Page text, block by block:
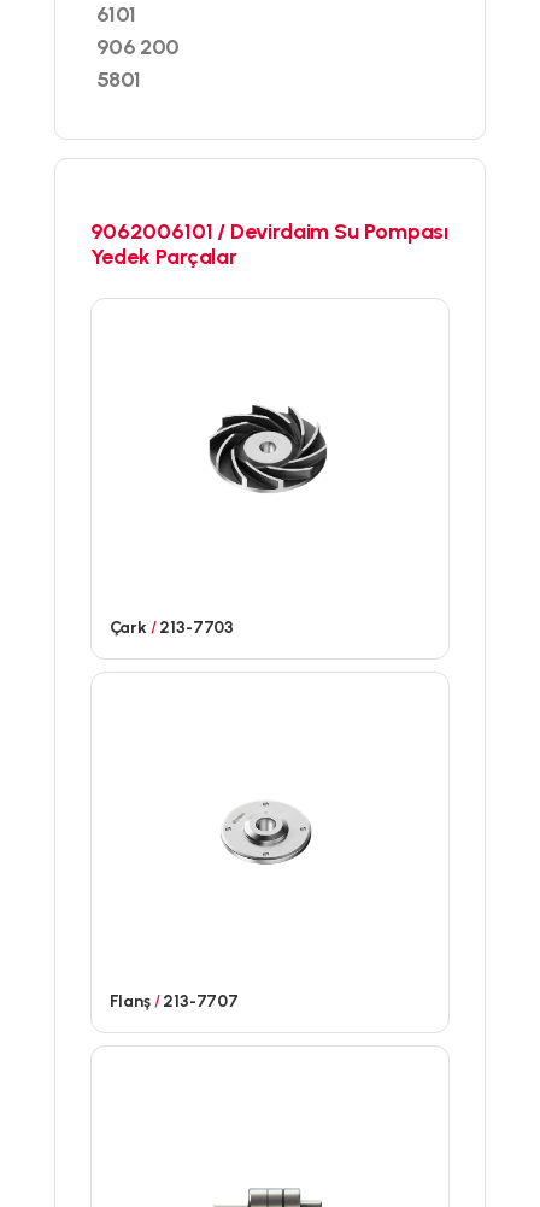
6101
906 200
5801
9062006101 / Devirdaim Su Pompası
Yedek Parçalar
Çark /213-7703
Flanş/213-7707